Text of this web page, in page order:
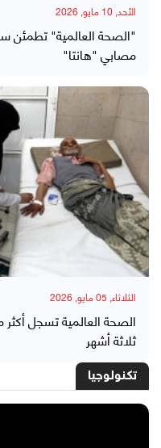
الأحد, 10 مايو, 2026
"الصحة العالمية" تطمئن
مصابي "هانتا"
الثلاثاء, 05 مايو, 2026
ثلاثة أشهر
تكنولوجيا